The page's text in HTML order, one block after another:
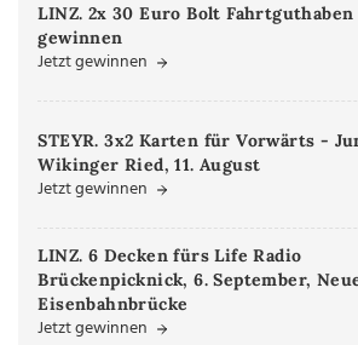
LINZ. 2x 30 Euro Bolt Fahrtguthaben
gewinnen
Jetzt gewinnen
STEYR. 3x2 Karten für Vorwärts -
Wikinger Ried, 11. August
Jetzt gewinnen
LINZ. 6 Decken fürs Life Radio
Brückenpicknick, 6. September,
Eisenbahnbrücke
Jetzt gewinnen